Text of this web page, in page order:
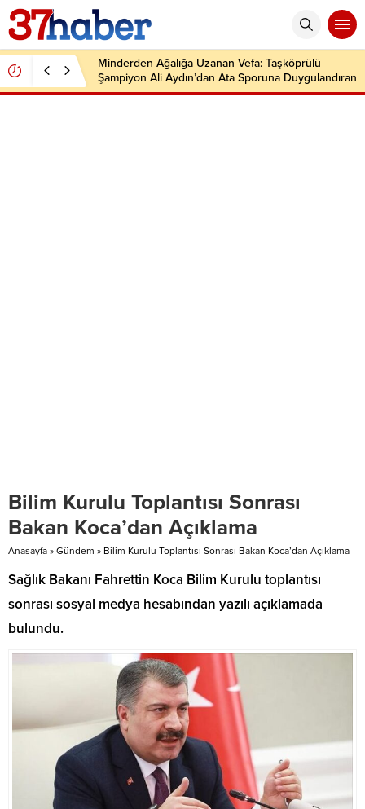
Minderden Ağalığa Uzanan Vefa: Taşköprülü
Şampiyon Ali Aydın’dan Ata Sporuna Duygulandıran
Dönüş
Bilim Kurulu Toplantısı Sonrası
Bakan Koca’dan Açıklama
Anasayfa » Gündem » Bilim Kurulu Toplantısı Sonrası Bakan Koca’dan Açıklama
Sağlık Bakanı Fahrettin Koca Bilim Kurulu toplantısı
sonrası sosyal medya hesabından yazılı açıklamada
bulundu.